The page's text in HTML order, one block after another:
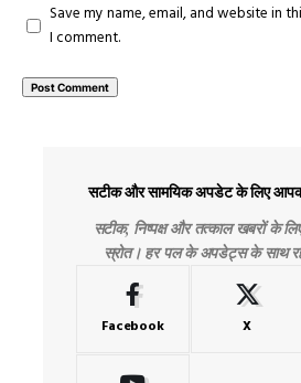
Save my name, email, and website in
I comment.
सटीक और सामयिक अपडेट के लिए
सटीक, निष्पक्ष और तत्काल खबरों के
स्रोत। हर पल के अपडेट्स के साथ
Facebook X